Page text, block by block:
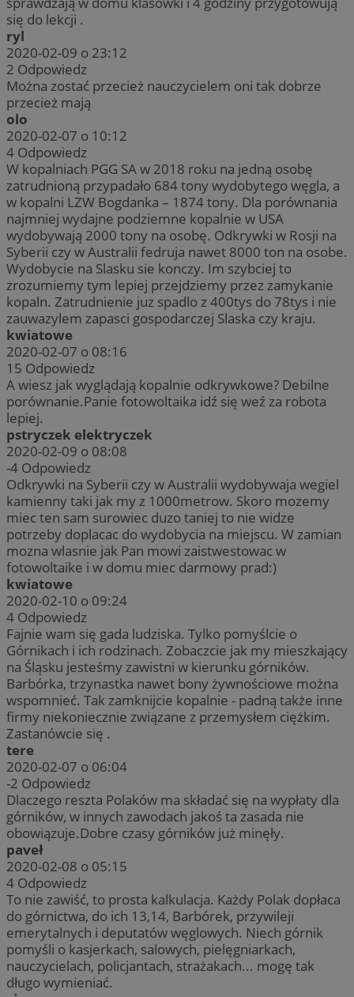
się do lekcji .
ryl
2020-02-09 o 23:12
2 Odpowiedz
Można zostać przecież nauczycielem oni tak dobrze
przecież mają
olo
2020-02-07 o 10:12
4 Odpowiedz
W kopalniach PGG SA w 2018 roku na jedną osobę
zatrudnioną przypadało 684 tony wydobytego węgla, a
w kopalni LZW Bogdanka – 1874 tony. Dla porównania
najmniej wydajne podziemne kopalnie w USA
wydobywają 2000 tony na osobę. Odkrywki w Rosji na
Syberii czy w Australii fedruja nawet 8000 ton na osobe.
Wydobycie na Slasku sie konczy. Im szybciej to
zrozumiemy tym lepiej przejdziemy przez zamykanie
kopaln. Zatrudnienie juz spadlo z 400tys do 78tys i nie
zauwazylem zapasci gospodarczej Slaska czy kraju.
kwiatowe
2020-02-07 o 08:16
15 Odpowiedz
A wiesz jak wyglądają kopalnie odkrywkowe? Debilne
porównanie.Panie fotowoltaika idź się weź za robota
lepiej.
pstryczek elektryczek
2020-02-09 o 08:08
-4 Odpowiedz
Odkrywki na Syberii czy w Australii wydobywaja wegiel
kamienny taki jak my z 1000metrow. Skoro mozemy
miec ten sam surowiec duzo taniej to nie widze
potrzeby doplacac do wydobycia na miejscu. W zamian
mozna wlasnie jak Pan mowi zaistwestowac w
fotowoltaike i w domu miec darmowy prad:)
kwiatowe
2020-02-10 o 09:24
4 Odpowiedz
Fajnie wam się gada ludziska. Tylko pomyślcie o
Górnikach i ich rodzinach. Zobaczcie jak my mieszkający
na Śląsku jesteśmy zawistni w kierunku górników.
Barbórka, trzynastka nawet bony żywnościowe można
wspomnieć. Tak zamknijcie kopalnie - padną także inne
firmy niekoniecznie związane z przemysłem ciężkim.
Zastanówcie się .
tere
2020-02-07 o 06:04
-2 Odpowiedz
Dlaczego reszta Polaków ma składać się na wypłaty dla
górników, w innych zawodach jakoś ta zasada nie
obowiązuje.Dobre czasy górników już minęły.
paveł
2020-02-08 o 05:15
4 Odpowiedz
To nie zawiść, to prosta kalkulacja. Każdy Polak dopłaca
do górnictwa, do ich 13,14, Barbórek, przywileji
emerytalnych i deputatów węglowych. Niech górnik
pomyśli o kasjerkach, salowych, pielęgniarkach,
nauczycielach, policjantach, strażakach... mogę tak
długo wymieniać.